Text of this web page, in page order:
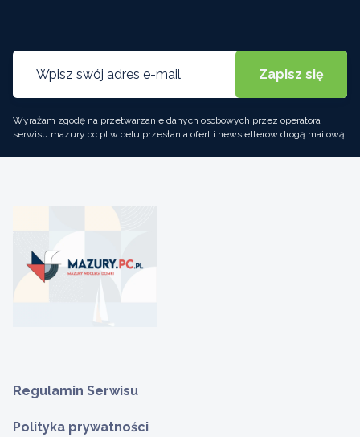
Wyrażam zgodę na przetwarzanie danych osobowych przez operatora
serwisu mazury.pc.pl w celu przesłania ofert i newsletterów drogą mailową.
Regulamin Serwisu
Polityka prywatności